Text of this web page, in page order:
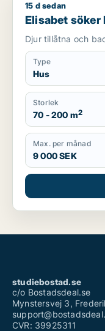
Elisabet söker hus
15 d sedan
Elisabet söker
Djur tillåtna och
Type
Hus
Storlek
70 - 200 m2
Max. per månad
9 000 SEK
studiebostad.se
c/o Bostadsdeal.se
Mynstersvej 3,
CVR: 39925311